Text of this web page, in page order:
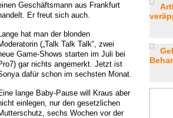
Geschäftsmann aus Frankfurt
Er freut sich auch.
hat man der blonden
(„Talk Talk Talk“, zwei
Game-Shows starten im Juli bei
gar nichts angemerkt. Jetzt ist
dafür schon im sechsten Monat.
lange Baby-Pause will Kraus aber
einlegen, nur den gesetzlichen
sechs Wochen vor der